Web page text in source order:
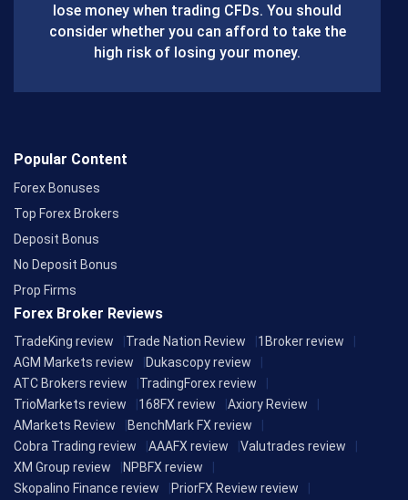
o
k
lose money when trading CFDs. You should
consider whether you can afford to take the
high risk of losing your money.
Popular Content
Forex Bonuses
Top Forex Brokers
Deposit Bonus
No Deposit Bonus
Prop Firms
Forex Broker Reviews
TradeKing review Trade Nation Review
1Broker review
AGM Markets review
Dukascopy review
ATC Brokers review
TradingForex review
TrioMarkets review
168FX review
Axiory Review
AMarkets Review
BenchMark FX review
Cobra Trading review
AAAFX review
Valutrades review
XM Group review
NPBFX review
Skopalino Finance review
PriorFX Review review